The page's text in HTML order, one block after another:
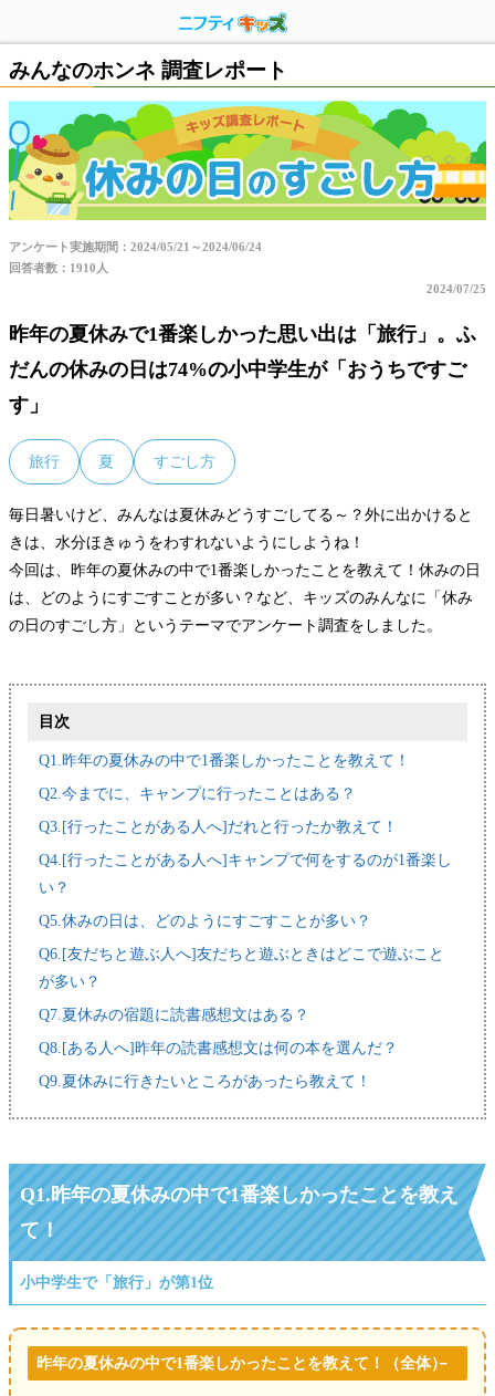
みんなのホンネ 調査レポート
アンケート実施期間：2024/05/21～2024/06/24
回答者数：1910人
2024/07/25
昨年の夏休みで1番楽しかった思い出は「旅行」。ふ
だんの休みの日は74%の小中学生が「おうちですご
す」
旅行 夏 すごし方
毎日暑いけど、みんなは夏休みどうすごしてる～？外に出かけると
きは、水分ほきゅうをわすれないようにしようね！
今回は、昨年の夏休みの中で1番楽しかったことを教えて！休みの日
は、どのようにすごすことが多い？など、キッズのみんなに「休み
の日のすごし方」というテーマでアンケート調査をしました。
目次
Q1.昨年の夏休みの中で1番楽しかったことを教えて！
Q2.今までに、キャンプに行ったことはある？
Q3.[行ったことがある人へ]だれと行ったか教えて！
Q4.[行ったことがある人へ]キャンプで何をするのが1番楽し
い？
Q5.休みの日は、どのようにすごすことが多い？
Q6.[友だちと遊ぶ人へ]友だちと遊ぶときはどこで遊ぶこと
が多い？
Q7.夏休みの宿題に読書感想文はある？
Q8.[ある人へ]昨年の読書感想文は何の本を選んだ？
Q9.夏休みに行きたいところがあったら教えて！
Q1.昨年の夏休みの中で1番楽しかったことを教え
て！
小中学生で「旅行」が第1位
昨年の夏休みの中で1番楽しかったことを教えて！（全体）